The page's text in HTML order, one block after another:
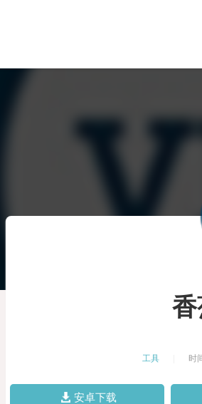
工具 时
安卓下载